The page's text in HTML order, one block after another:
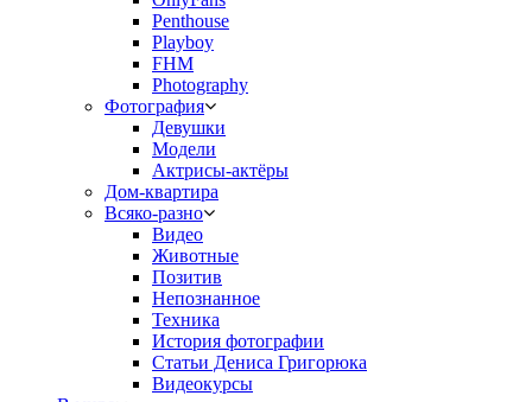
Penthouse
Playboy
FHM
Photography
Фотография
Девушки
Модели
Актрисы-актёры
Дом-квартира
Всяко-разно
Видео
Животные
Позитив
Непознанное
Техника
История фотографии
Статьи Дениса Григорюка
Видеокурсы